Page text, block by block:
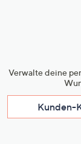
Verwalte deine
Kunden-